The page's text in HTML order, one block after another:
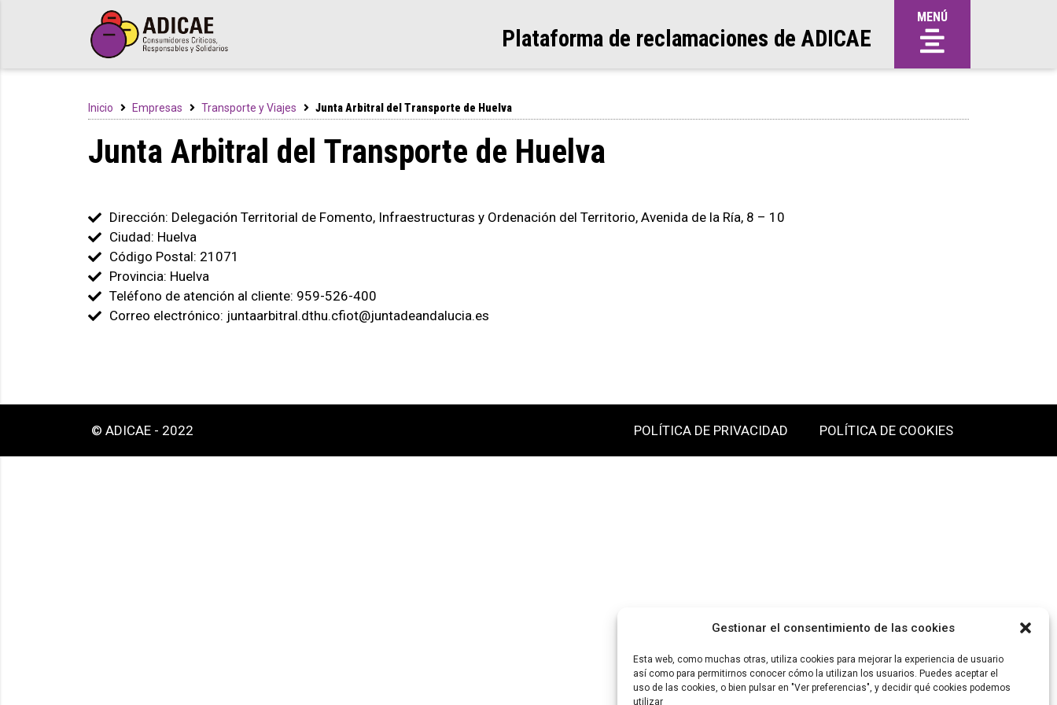
Gestionar el consentimiento de las cookies
Esta web, como muchas otras, utiliza cookies para mejorar la experiencia de usuario
así como para permitirnos conocer cómo la utilizan los usuarios. Puedes aceptar el
uso de las cookies, o bien pulsar en "Ver preferencias", y decidir qué cookies podemos
utilizar
Plataforma de reclamaciones de ADICAE
MENÚ
Inicio Empresas Transporte y Viajes Junta Arbitral del Transporte de Huelva
Junta Arbitral del Transporte de Huelva
Dirección: Delegación Territorial de Fomento, Infraestructuras y Ordenación del Territorio, Avenida de la Ría, 8 – 10
Ciudad: Huelva
Código Postal: 21071
Provincia: Huelva
Teléfono de atención al cliente: 959-526-400
Correo electrónico: juntaarbitral.dthu.cfiot@juntadeandalucia.es
© ADICAE - 2022 POLÍTICA DE PRIVACIDAD POLÍTICA DE COOKIES